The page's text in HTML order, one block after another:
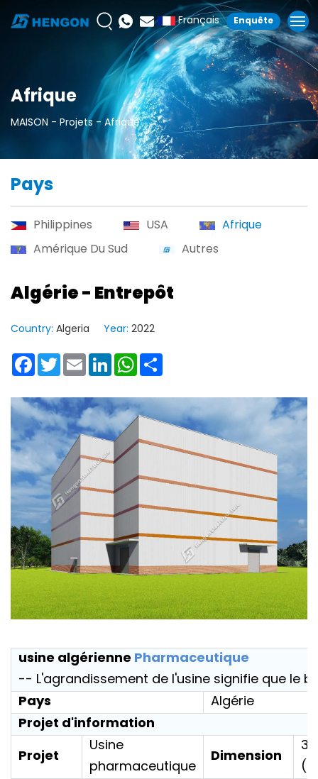
Français Enquête
Afrique
MAISON Projets Afrique
Pays
Philippines USA
Afrique
Amérique Du Sud
Autres
Algérie - Entrepôt
Country: Algeria Year: 2022
Facebook
TwitterEmailLinkedInWhatsApp
usine algériennePharmaceutique
-- L'agrandissement de l'usine signifie que le
Pays Algérie
Projet d'information
Projet
Usine
pharmaceutique
Dimension